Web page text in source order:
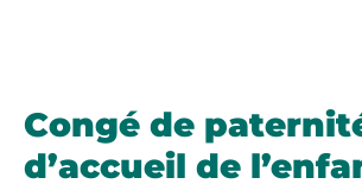
Congé de
d’accueil de